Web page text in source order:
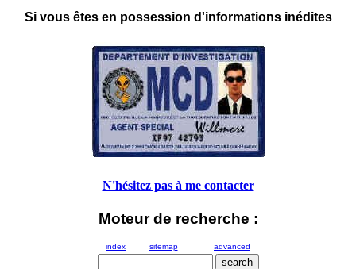
Si vous êtes en possession d'informations inédites
N'hésitez pas à me contacter
Moteur de recherche :
index sitemap advanced